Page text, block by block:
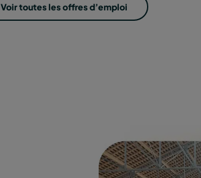
Voir toutes les offres d’emploi